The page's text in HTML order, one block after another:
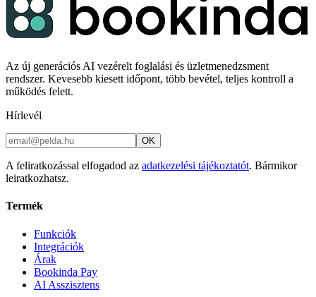
Az új generációs AI vezérelt foglalási és üzletmenedzsment
rendszer. Kevesebb kiesett időpont, több bevétel, teljes kontroll a
működés felett.
Hírlevél
OK
A feliratkozással elfogadod az adatkezelési tájékoztatót. Bármikor
leiratkozhatsz.
Termék
Funkciók
Integrációk
Árak
Bookinda Pay
AI Asszisztens